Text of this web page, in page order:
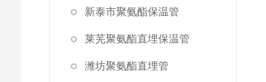
新泰市聚氨酯保温管
莱芜聚氨酯直埋保温管
潍坊聚氨酯直埋管